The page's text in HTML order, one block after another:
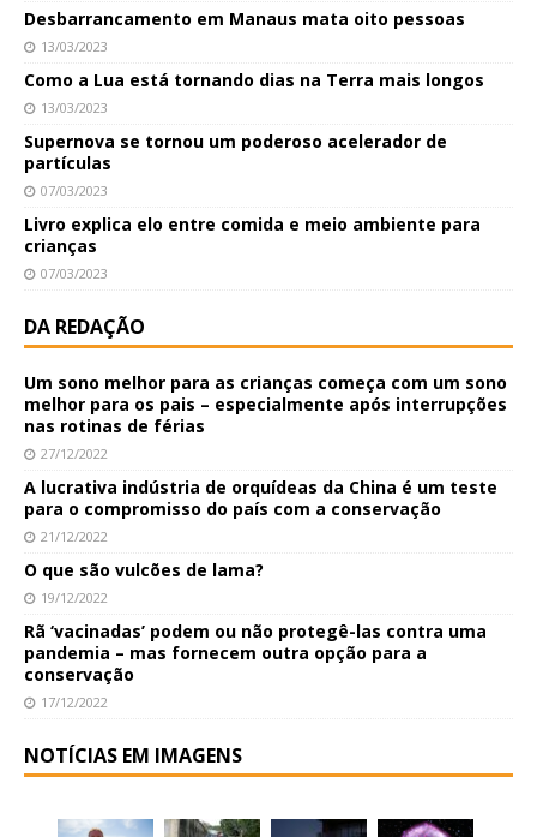
Desbarrancamento em Manaus mata oito pessoas
13/03/2023
Como a Lua está tornando dias na Terra mais longos
13/03/2023
Supernova se tornou um poderoso acelerador de
partículas
07/03/2023
Livro explica elo entre comida e meio ambiente para
crianças
07/03/2023
DA REDAÇÃO
Um sono melhor para as crianças começa com um sono
melhor para os pais – especialmente após interrupções
nas rotinas de férias
27/12/2022
A lucrativa indústria de orquídeas da China é um teste
para o compromisso do país com a conservação
21/12/2022
O que são vulcões de lama?
19/12/2022
Rã ‘vacinadas’ podem ou não protegê-las contra uma
pandemia – mas fornecem outra opção para a
conservação
17/12/2022
NOTÍCIAS EM IMAGENS